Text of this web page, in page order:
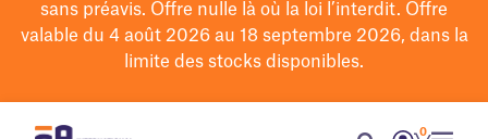
sans préavis. Offre nulle là où la loi l’interdit. Offre
valable du 4 août 2026 au 18 septembre 2026, dans la
limite des stocks disponibles.
0